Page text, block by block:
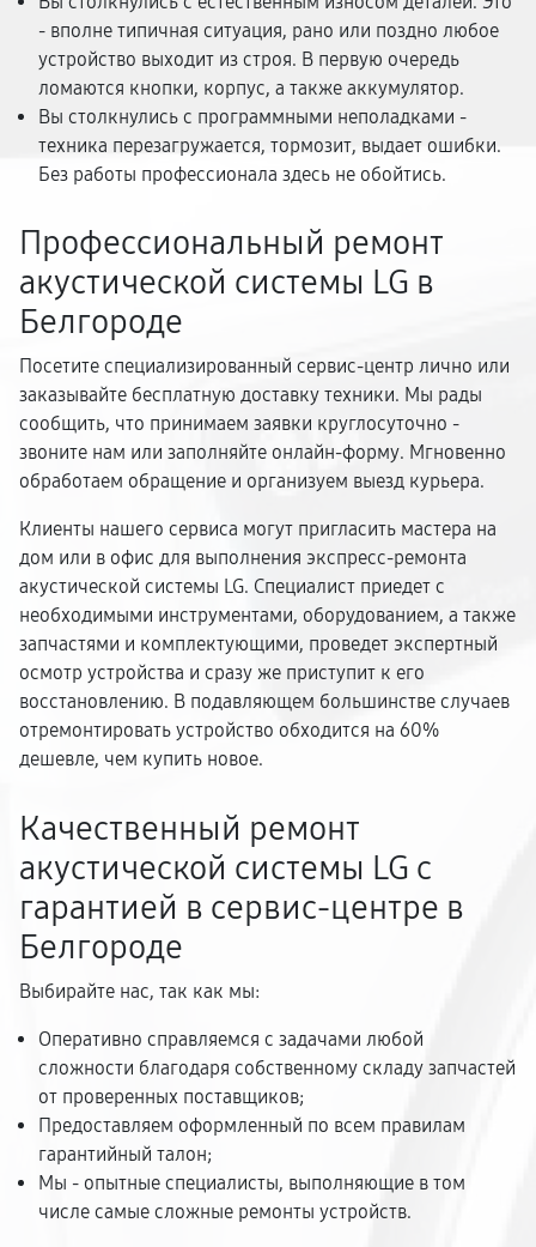
- вполне типичная ситуация, рано или поздно любое
устройство выходит из строя. В первую очередь
ломаются кнопки, корпус, а также аккумулятор.
Вы столкнулись с программными неполадками -
техника перезагружается, тормозит, выдает ошибки.
Без работы профессионала здесь не обойтись.
Профессиональный ремонт
акустической системы LG в
Белгороде
Посетите специализированный сервис-центр лично или
заказывайте бесплатную доставку техники. Мы рады
сообщить, что принимаем заявки круглосуточно -
звоните нам или заполняйте онлайн-форму. Мгновенно
обработаем обращение и организуем выезд курьера.
Клиенты нашего сервиса могут пригласить мастера на
дом или в офис для выполнения экспресс-ремонта
акустической системы LG. Специалист приедет с
необходимыми инструментами, оборудованием, а также
запчастями и комплектующими, проведет экспертный
осмотр устройства и сразу же приступит к его
восстановлению. В подавляющем большинстве случаев
отремонтировать устройство обходится на 60%
дешевле, чем купить новое.
Качественный ремонт
акустической системы LG с
гарантией в сервис-центре в
Белгороде
Выбирайте нас, так как мы:
Оперативно справляемся с задачами любой
сложности благодаря собственному складу запчастей
от проверенных поставщиков;
Предоставляем оформленный по всем правилам
гарантийный талон;
Мы - опытные специалисты, выполняющие в том
числе самые сложные ремонты устройств.